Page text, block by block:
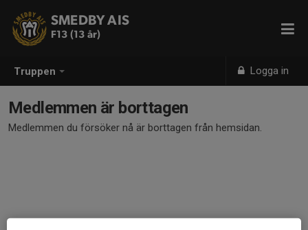
Truppen Logga in
SMEDBY AIS
F13 (13 år)
Medlemmen är borttagen
Medlemmen du försöker nå är borttagen från hemsidan.